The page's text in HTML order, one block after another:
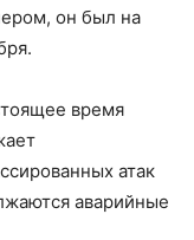
он был на
время
атак
аварийные